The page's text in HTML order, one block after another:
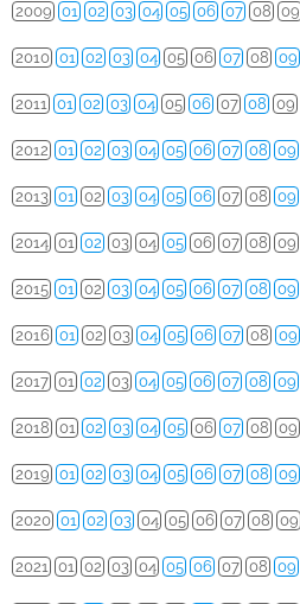
2009 01 02 03 04 05 06 07 08 09
2010 01 02 03 04 05 06 07 08 09
2011 01 02 03 04 05 06 07 08 09
2012 01 02 03 04 05 06 07 08 09
2013 01 02 03 04 05 06 07 08 09
2014 01 02 03 04 05 06 07 08 09
2015 01 02 03 04 05 06 07 08 09
2016 01 02 03 04 05 06 07 08 09
2017 01 02 03 04 05 06 07 08 09
2018 01 02 03 04 05 06 07 08 09
2019 01 02 03 04 05 06 07 08 09
2020 01 02 03 04 05 06 07 08 09
2021 01 02 03 04 05 06 07 08 09